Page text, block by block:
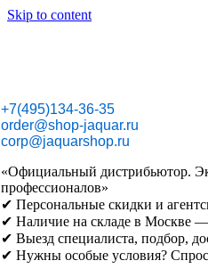
Skip to content
+7(495)134-36-35
order@shop-jaquar.ru
corp@jaquarshop.ru
«Официальный дистрибьютор.
профессионалов»
✔ Персональные скидки и
✔ Наличие на складе в Москве —
✔ Выезд специалиста, подбор,
✔ Нужны особые условия?